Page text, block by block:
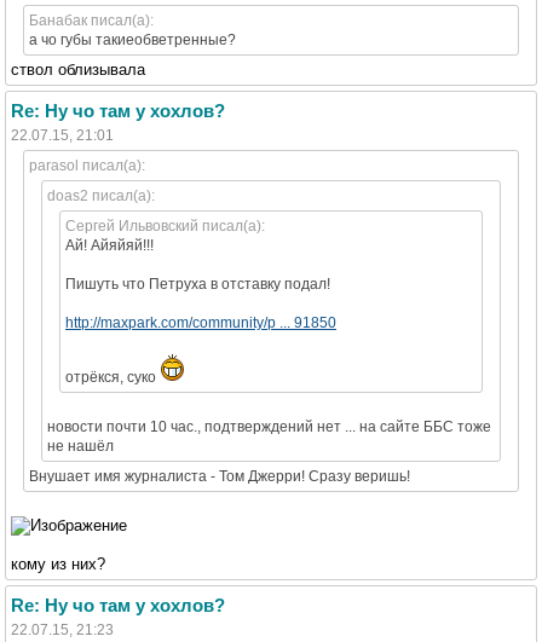
Банабак писал(а):
а чо губы такиеобветренные?
ствол облизывала
Re: Ну чо там у хохлов?
22.07.15, 21:01
parasol писал(а):
doas2 писал(а):
Сергей Ильвовский писал(а):
Ай! Айяйяй!!!
Пишуть что Петруха в отставку подал!
http://maxpark.com/community/p ... 91850
отрёкся, суко
новости почти 10 час., подтверждений нет ... на сайте ББС тоже
не нашёл
Внушает имя журналиста - Том Джерри! Сразу веришь!
кому из них?
Re: Ну чо там у хохлов?
22.07.15, 21:23